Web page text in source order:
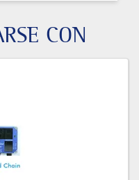
CON